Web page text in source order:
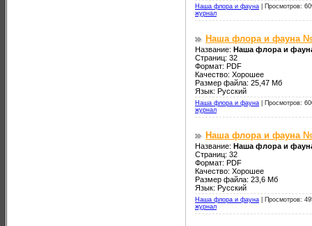
Наша флора и фауна
Просмотров:
журнал
Наша флора и фауна
Название: Наша флора и
Страниц: 32
Формат: PDF
Качество: Хорошее
Размер файла: 25,47 Мб
Язык: Русский
Наша флора и фауна
Просмотров:
журнал
Наша флора и фауна
Название: Наша флора и
Страниц: 32
Формат: PDF
Качество: Хорошее
Размер файла: 23,6 Мб
Язык: Русский
Наша флора и фауна
Просмотров:
журнал